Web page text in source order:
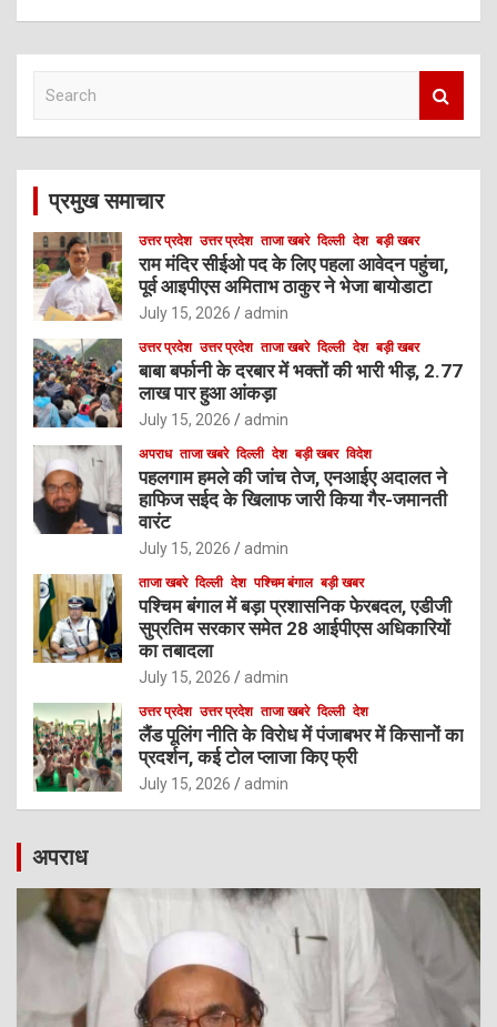
c
प्रमुख समाचार
उत्तर प्रदेश उत्तर प्रदेश ताजा खबरे दिल्ली देश बड़ी खबर
राम मंदिर सीईओ पद के लिए पहला आवेदन पहुंचा,
पूर्व आइपीएस अमिताभ ठाकुर ने भेजा बायोडाटा
July 15, 2026 admin
उत्तर प्रदेश उत्तर प्रदेश ताजा खबरे दिल्ली देश बड़ी खबर
बाबा बर्फानी के दरबार में भक्तों की भारी भीड़, 2.77
लाख पार हुआ आंकड़ा
July 15, 2026 admin
अपराध ताजा खबरे दिल्ली देश बड़ी खबर विदेश
पहलगाम हमले की जांच तेज, एनआईए अदालत ने
हाफिज सईद के खिलाफ जारी किया गैर-जमानती
वारंट
July 15, 2026 admin
ताजा खबरे दिल्ली देश पश्चिम बंगाल बड़ी खबर
पश्चिम बंगाल में बड़ा प्रशासनिक फेरबदल, एडीजी
सुप्रतिम सरकार समेत 28 आईपीएस अधिकारियों
का तबादला
July 15, 2026 admin
उत्तर प्रदेश उत्तर प्रदेश ताजा खबरे दिल्ली देश
लैंड पूलिंग नीति के विरोध में पंजाबभर में किसानों का
प्रदर्शन, कई टोल प्लाजा किए फ्री
July 15, 2026 admin
अपराध